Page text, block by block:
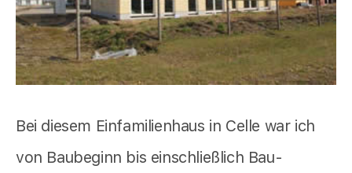
Bei diesem Einfamilienhaus in Celle war ich
von Baubeginn bis einschließlich Bau-